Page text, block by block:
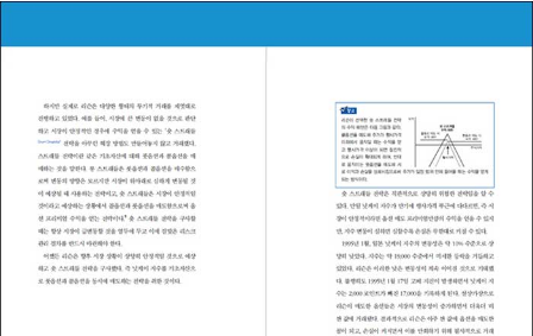
전문가 네트워크 플랫폼 회사의 자문위원으로 활동하며 글로벌 경영
팅을 했다. 국민대학교 경영대학원에서 '금융의 융복합화와 금융마케
팅' 수업을 통해 MBA 학생들에게 금융시장, 행동경제학, 행동재무
학, 금융마케팅 등을 가르쳤으며, 국가공무원 인재개발원에서는 사무
관을 대상으로 인공지능에 대해 강의했다. 기업체, 단체, 대학 등의 초
청으로 다양한 주제로 여러 차례 특강을 했다. 또한 글로벌 마케팅 저
널인 「Academy of Asian Business Review AABR」의 논문 심사
위원을 역임했다. 주요 저서 및 논문으로는 『처음 만나는 금융공학』
판 작업을 시작했다. 그동안 여러 채널을 통해 수집한 독자 의견을 반
었다. 개정판은 초판과 비교해 다음과 같은 네 가지 차별성을 갖고 있
다.
첫째, 독자들이 읽기 편하도록 목차를 대폭 변경했다. 초판의 총 2개
의 부와 8개의 장 체계를 총 3개의 부와 12개의 장으로 재구성했다.
제1부부터 제3부까지 난이도를 조금씩 올리는 방식으로 각 장을 나누
고 재배치함으로써 물 흐르듯이 책을 읽을 수 있도록 했다.
둘째, 설명이 부족했던 부분에는 독자들이 좀 더 이해하기 쉽도록 필